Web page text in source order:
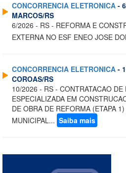
CONCORRENCIA ELETRONICA -
MARCOS/RS
6/2026 - RS - REFORMA E
EXTERNA NO ESF ENEO JOSE
CONCORRENCIA ELETRONICA -
COROAS/RS
10/2026 - RS - CONTRATACAO DE
ESPECIALIZADA EM
DE OBRA DE REFORMA (ETAPA
MUNICIPAL... Saiba mais